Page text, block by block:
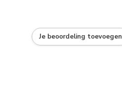
Je beoordeling toevoegen